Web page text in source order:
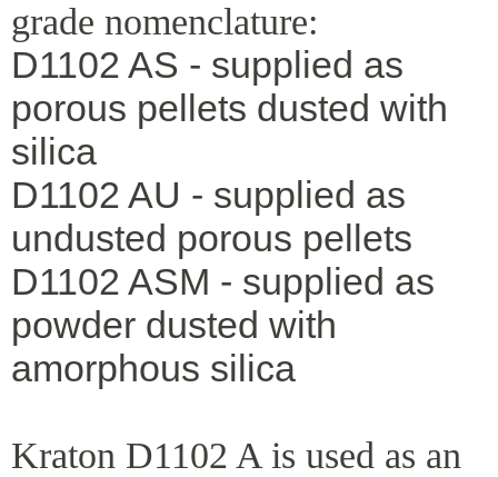
grade nomenclature:
D1102 AS - supplied as
porous pellets dusted with
silica
D1102 AU - supplied as
undusted porous pellets
D1102 ASM - supplied as
powder dusted with
amorphous silica
Kraton D1102 A is used as an